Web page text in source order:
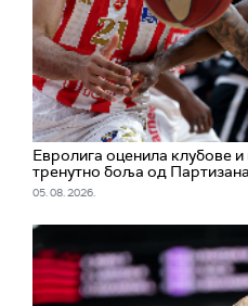
Евролига оценила клубове
тренутно боља од Партизана
05. 08. 2026.